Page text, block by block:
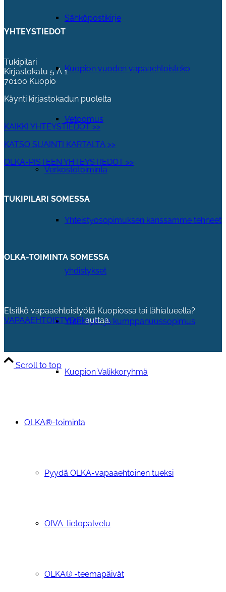
Sähköpostikirje
Kuopion vuoden vapaaehtoisteko
Vetoomus
Verkostotoiminta
Yhteistyosopimuksen kanssamme tehneet
yhdistykset
Yhteistyö- ja kumppanuussopimus
Kuopion Valikkoryhmä
OLKA®-toiminta
Pyydä OLKA-vapaaehtoinen tueksi
OIVA-tietopalvelu
OLKA® -teemapäivät
YHTEYSTIEDOT
Tukipilari
Kirjastokatu 5 A 1
70100 Kuopio
Käynti kirjastokadun puolelta
KAIKKI YHTEYSTIEDOT >>
KATSO SIJAINTI KARTALTA >>
OLKA-PISTEEN YHTEYSTIEDOT >>
TUKIPILARI SOMESSA
OLKA-TOIMINTA SOMESSA
Etsitkö vapaaehtoistyötä Kuopiossa tai lähialueella?
VAPAAEHTOISTYO.FIauttaa.
Scroll to top